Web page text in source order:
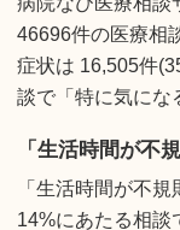
46696件の医療相
症状は 16,505件
談で「特に気にな
「生活時間が不
「生活時間が不
14%にあたる相談